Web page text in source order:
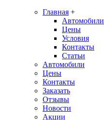
Главная +
Автомобили
Цены
Условия
Контакты
Статьи
Автомобили
Цены
Контакты
Заказать
Отзывы
Новости
Акции